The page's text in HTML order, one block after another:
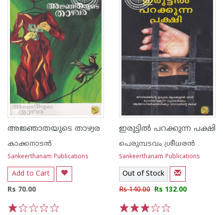
അജ്ഞാതയുടെ താഴ്വര
കാക്കനാടന്‍
Sankeerthanam Publications
Add to Cart
Rs 70.00
ഇരുട്ടില്‍ പറക്കുന്ന പക്ഷി
പെരുമ്പടവം ശ്രീധര‌ന്‍
Sankeerthanam Publications
Out of Stock
Rs 140.00 Rs 132.00